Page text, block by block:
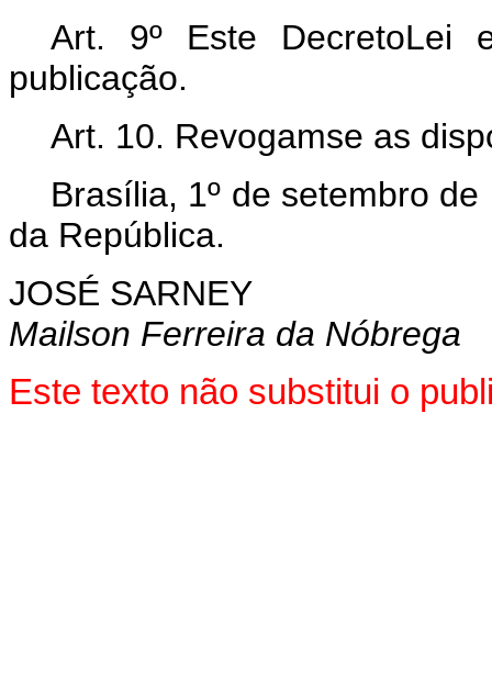
Art. 9º Este
publicação.
Art. 10. Revogam­se as
Brasília, 1º de setembro
da República.
JOSÉ SARNEY
Mailson Ferreira da Nóbrega
Este texto não substitui o